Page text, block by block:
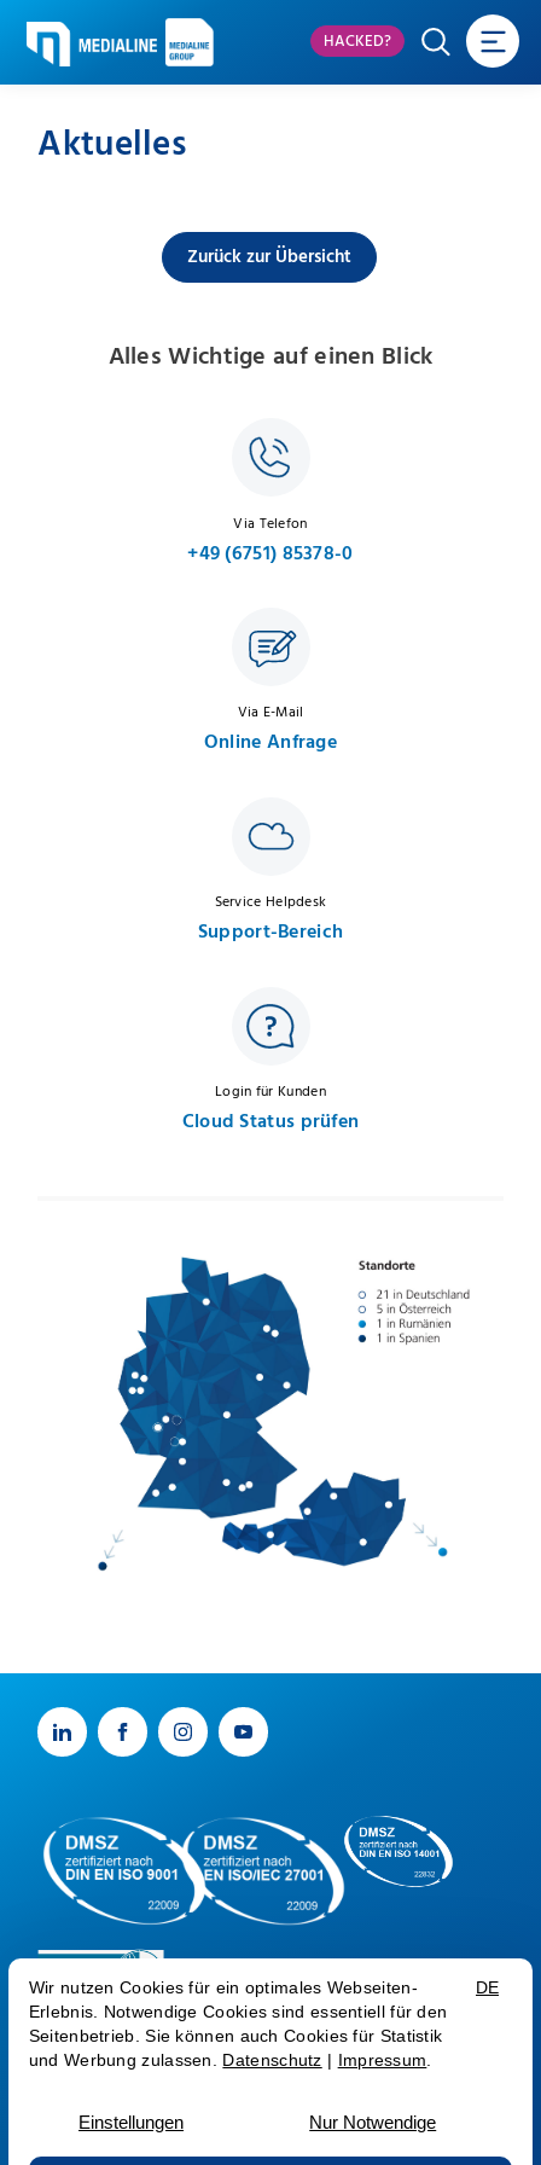
HACKED?
Aktuelles
Zurück zur Übersicht
Alles Wichtige auf einen Blick
Via Telefon
+49 (6751) 85378-0
Via E-Mail
Online Anfrage
Service Helpdesk
Support-Bereich
Login für Kunden
Cloud Status prüfen
AGB AG AGB SEC AGB COM AEB
ZV CSP
Sprache: AT EN